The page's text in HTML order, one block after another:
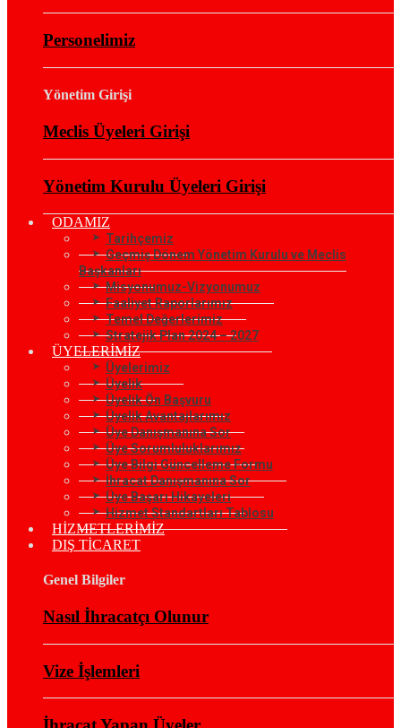
Personelimiz
Yönetim Girişi
Meclis Üyeleri Girişi
Yönetim Kurulu Üyeleri Girişi
ODAMIZ
Tarihçemiz
Geçmiş Dönem Yönetim Kurulu ve Meclis
Başkanları
Misyonumuz-Vizyonumuz
Faaliyet Raporlarımız
Temel Değerlerimiz
Stratejik Plan 2024 – 2027
ÜYELERİMİZ
Üyelerimiz
Üyelik
Üyelik Ön Başvuru
Üyelik Avantajlarımız
Üye Danışmanına Sor
Üye Sorumluluklarımız
Üye Bilgi Güncelleme Formu
İhracat Danışmanına Sor
Üye Başarı Hikayeleri
Hizmet Standartları Tablosu
HİZMETLERİMİZ
DIŞ TİCARET
Genel Bilgiler
Nasıl İhracatçı Olunur
Vize İşlemleri